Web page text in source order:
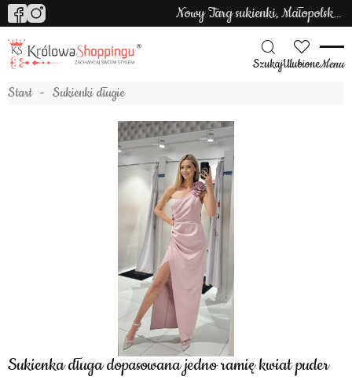
Nowy Targ sukienki, Małopolska sukienki
SzukajUlubioneMenu
Start Sukienki długie
Sukienka długa dopasowana jedno ramię kwiat puder